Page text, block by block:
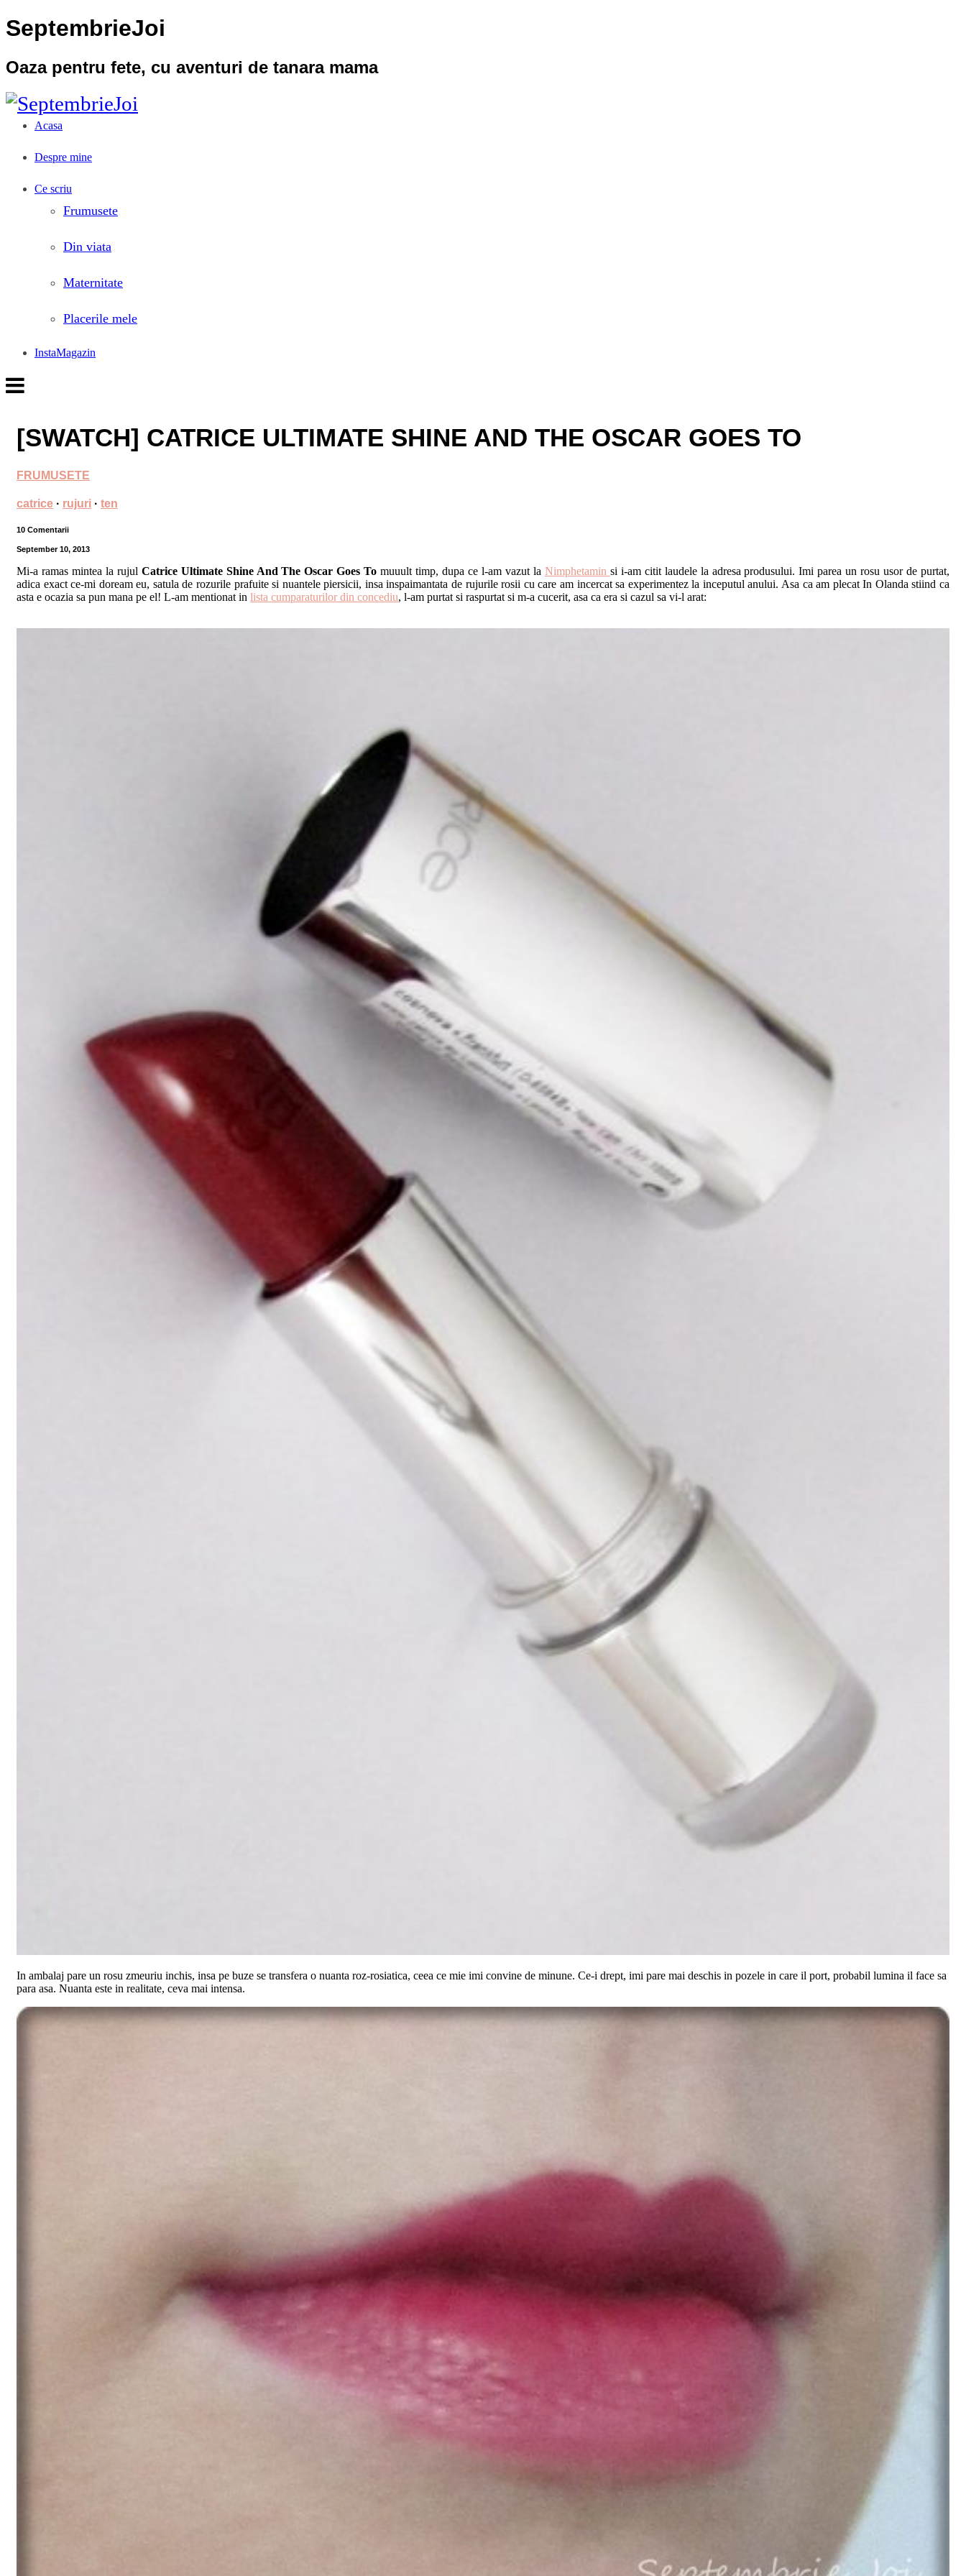
SeptembrieJoi
Oaza pentru fete, cu aventuri de tanara mama
Acasa
Despre mine
Ce scriu
Frumusete
Din viata
Maternitate
Placerile mele
InstaMagazin
[SWATCH] CATRICE ULTIMATE SHINE AND THE OSCAR GOES TO
FRUMUSETE
catrice · rujuri · ten
10 Comentarii
September 10, 2013
Mi-a ramas mintea la rujul Catrice Ultimate Shine And The Oscar Goes To muuult timp, dupa ce l-am vazut la Nimphetamin si i-am citit laudele la adresa produsului. Imi parea un rosu usor de purtat,
adica exact ce-mi doream eu, satula de rozurile prafuite si nuantele piersicii, insa inspaimantata de rujurile rosii cu care am incercat sa experimentez la inceputul anului. Asa ca am plecat In Olanda stiind ca
asta e ocazia sa pun mana pe el! L-am mentionat in lista cumparaturilor din concediu, l-am purtat si raspurtat si m-a cucerit, asa ca era si cazul sa vi-l arat:
In ambalaj pare un rosu zmeuriu inchis, insa pe buze se transfera o nuanta roz-rosiatica, ceea ce mie imi convine de minune. Ce-i drept, imi pare mai deschis in pozele in care il port, probabil lumina il face sa
para asa. Nuanta este in realitate, ceva mai intensa.